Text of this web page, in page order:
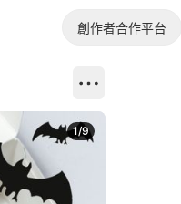
創作者合作平台
1/9